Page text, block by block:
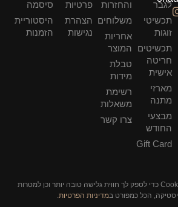
לגבר
תכשיטי
זוגות
תכשיטים
חריטה
אישית
מארזי
מתנה
מבצעי
החודש
Gift Card
והחזרות
משלוחים
אחריות
המוצר
טבלת
מידות
רשימת
משאלות
צרו קשר
פרטיות
הצהרת
נגישות
סיסמה
היסטוריית
הזמנות
באתר נעשה שימוש ב-Cookies כדי לספק לך חווית גלישה טובה יותר וכן למטרות
הכל כמפורט במדיניות הפרטיות.